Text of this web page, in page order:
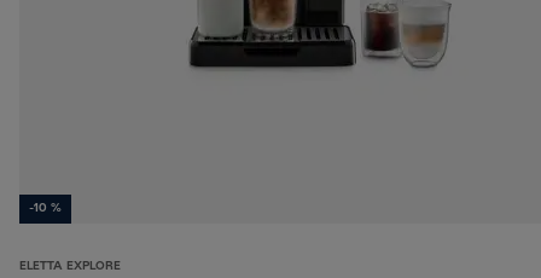
-10 %
ELETTA EXPLORE